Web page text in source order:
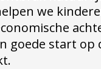
we
goede start op